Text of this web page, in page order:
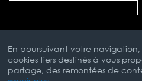
En poursuivant votre
cookies tiers destinés à vous
partage, des remontées de